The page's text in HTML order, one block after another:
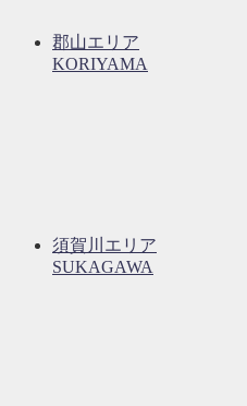
郡山エリア
KORIYAMA
須賀川エリア
SUKAGAWA